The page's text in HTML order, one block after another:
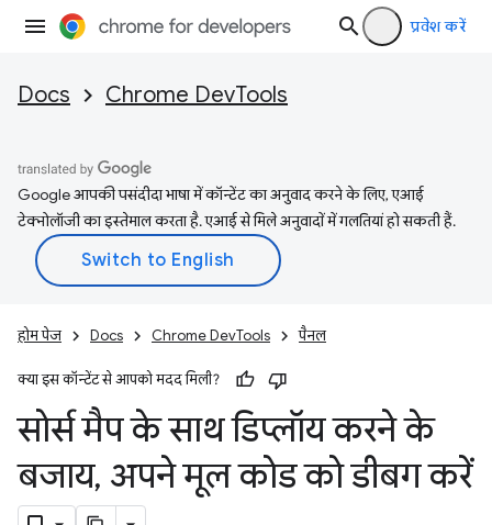
प्रवेश करें
Docs Chrome DevTools
Google आपकी पसंदीदा भाषा में कॉन्टेंट का अनुवाद करने के लिए, एआई
टेक्नोलॉजी का इस्तेमाल करता है. एआई से मिले अनुवादों में गलतियां हो सकती हैं.
होम पेज Docs Chrome DevTools पैनल
क्या इस कॉन्टेंट से आपको मदद मिली?
सोर्स मैप के साथ डिप्लॉय करने के
बजाय, अपने मूल कोड को डीबग करें